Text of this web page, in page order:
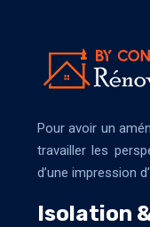
Pour avoir un
travailler les
d’une impression
Isolation